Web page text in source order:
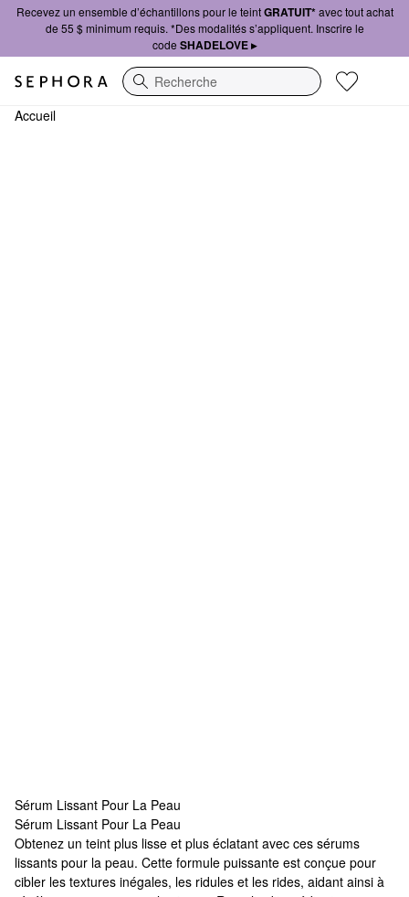
Recevez un ensemble d’échantillons pour le teintGRATUIT*avec tout achat
de 55 $ minimum requis. *Des modalités s’appliquent. Inscrire le
code SHADELOVE ▸
Recherche
Accueil
Sérum Lissant Pour La Peau
Sérum Lissant Pour La Peau
Sérum Lissant Pour La Peau
Obtenez un teint plus lisse et plus éclatant avec ces sérums
lissants pour la peau. Cette formule puissante est conçue pour
cibler les textures inégales, les ridules et les rides, aidant ainsi à